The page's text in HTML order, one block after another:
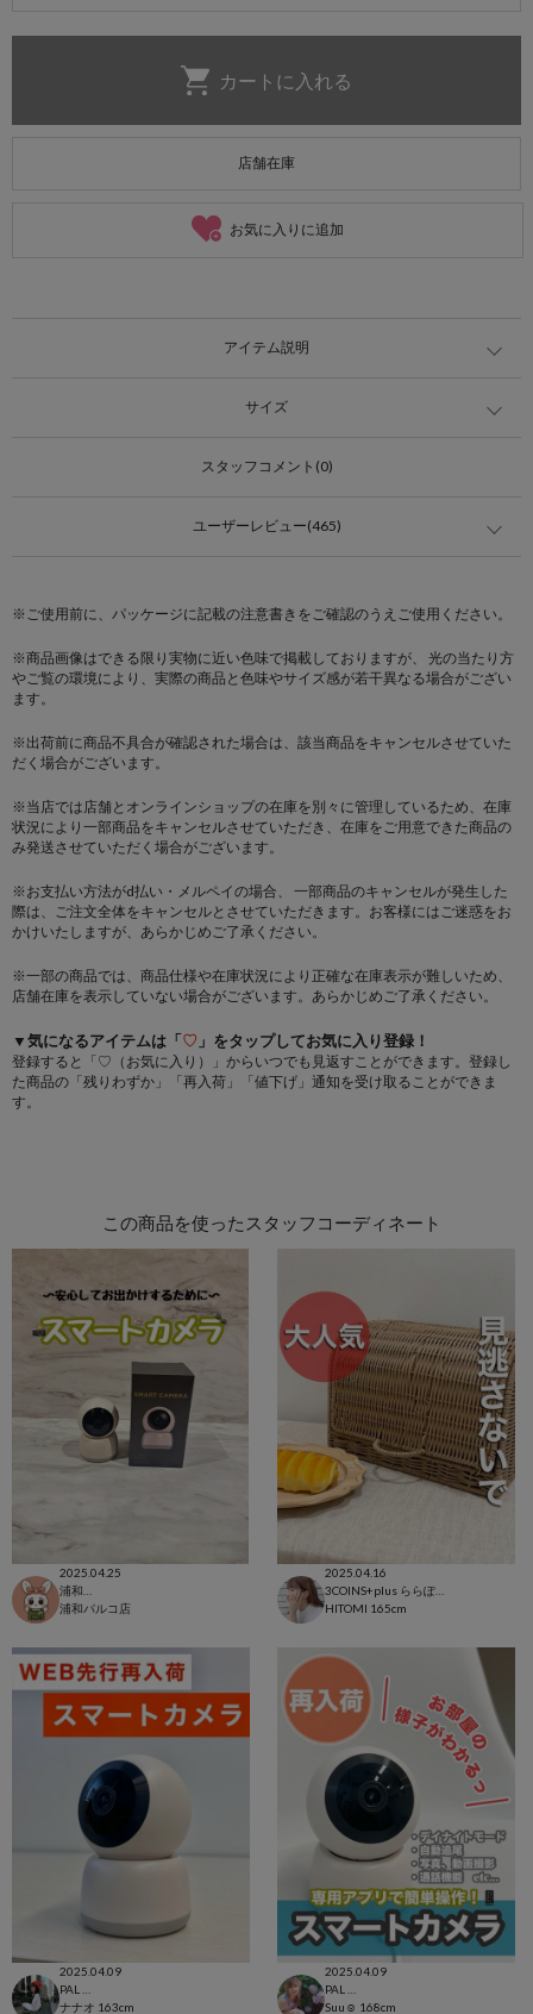
店舗在庫
お気に入りに追加
アイテム説明
サイズ
スタッフコメント(0)
ユーザーレビュー(465)
※ご使用前に、パッケージに記載の注意書きをご確認のうえご使用ください。
※商品画像はできる限り実物に近い色味で掲載しておりますが、 光の当たり方
やご覧の環境により、実際の商品と色味やサイズ感が若干異なる場合がござい
ます。
※出荷前に商品不具合が確認された場合は、該当商品をキャンセルさせていた
だく場合がございます。
※当店では店舗とオンラインショップの在庫を別々に管理しているため、在庫
状況により一部商品をキャンセルさせていただき、在庫をご用意できた商品の
み発送させていただく場合がございます。
※お支払い方法がd払い・メルペイの場合、 一部商品のキャンセルが発生した
際は、ご注文全体をキャンセルとさせていただきます。お客様にはご迷惑をお
かけいたしますが、あらかじめご了承ください。
※一部の商品では、商品仕様や在庫状況により正確な在庫表示が難しいため、
店舗在庫を表示していない場合がございます。あらかじめご了承ください。
▼気になるアイテムは「♡ 」をタップしてお気に入り登録！
登録すると「♡（お気に入り）」からいつでも見返すことができます。登録し
た商品の「残りわずか」「再入荷」「値下げ」通知を受け取ることができま
す。
この商品を使ったスタッフコーディネート
2025.04.25
浦和パルコ店
2025.04.16
3COINS+plus ららぽーと和泉店
HITOMI 165cm
2025.04.09
ナナオ 163cm
2025.04.09
Suu☺︎ 168cm